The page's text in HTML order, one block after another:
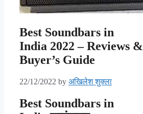
Best Soundbars in
India 2022 – Reviews &
Buyer’s Guide
22/12/2022 by अखिलेश शुक्ला
Best Soundbars in